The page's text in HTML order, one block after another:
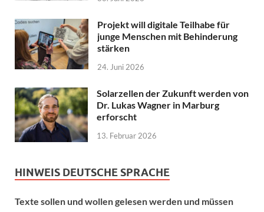
Projekt will digitale Teilhabe für
junge Menschen mit Behinderung
stärken
24. Juni 2026
Solarzellen der Zukunft werden von
Dr. Lukas Wagner in Marburg
erforscht
13. Februar 2026
HINWEIS DEUTSCHE SPRACHE
Texte sollen und wollen gelesen werden und müssen